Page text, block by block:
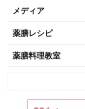
メディア
薬膳レシピ
薬膳料理教室